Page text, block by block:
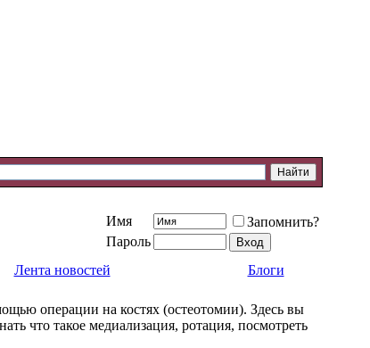
Имя
Запомнить?
Пароль
Лента новостей Блоги
операции на костях (остеотомии). Здесь вы
что такое медиализация, ротация, посмотреть